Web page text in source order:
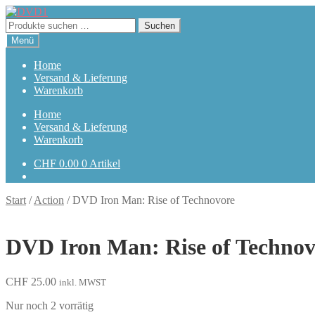
Zur
Navigation
springen
Zum
Inhalt
springen
Suchen
nach:
Suchen
Menü
Home
Versand & Lieferung
Warenkorb
Home
Versand & Lieferung
Warenkorb
CHF 0.00 0 Artikel
Start /Action /DVD Iron Man: Rise of Technovore
DVD Iron Man: Rise of
CHF 25.00 inkl. MWST
Nur noch 2 vorrätig